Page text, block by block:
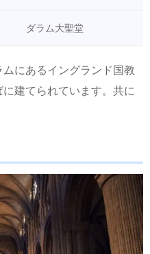
ダラム大聖堂
にあるイングランド国教
に建てられています。共に